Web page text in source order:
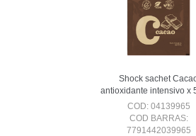
Shock sachet
antioxidante intensivo x
COD: 04139965
COD BARRAS:
7791442039965